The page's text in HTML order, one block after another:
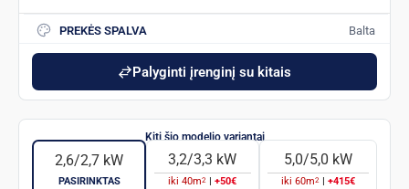
PREKĖS SPALVA Balta
Palyginti įrenginį su kitais
2,6/2,7 kW
PASIRINKTAS
3,2/3,3 kW
iki40m2 +50€
5,0/5,0 kW
iki 60m2 +415€